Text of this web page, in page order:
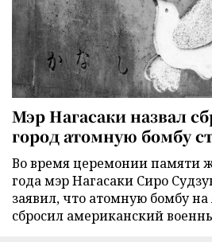
Мэр Нагасаки назвал
город атомную бомбу
Во время церемонии памяти
года мэр Нагасаки Сиро
заявил, что атомную бомбу
сбросил американский